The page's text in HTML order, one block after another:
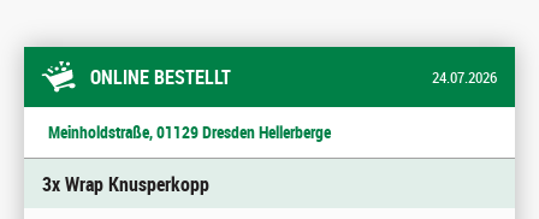
ONLINE BESTELLT 24.07.2026
Meinholdstraße, 01129 Dresden Hellerberge
3x Wrap Knusperkopp